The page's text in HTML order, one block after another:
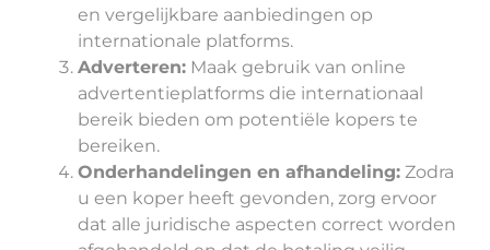
en vergelijkbare aanbiedingen op
internationale platforms.
Adverteren: Maak gebruik van online
advertentieplatforms die internationaal
bereik bieden om potentiële kopers te
bereiken.
Onderhandelingen en afhandeling: Zodra
u een koper heeft gevonden, zorg ervoor
dat alle juridische aspecten correct worden